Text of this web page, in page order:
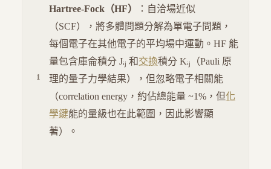
Hartree-Fock（HF）
：自洽場近似
（SCF），將多體問題分解為單電子問題，
每個電子在其他電子的平均場中運動。HF 能
量包含庫侖積分 Jᵢⱼ 和交換積分 Kᵢⱼ（Pauli 原
理的量子力學結果），但忽略電子相關能
（correlation energy，約佔總能量 ~1%，但化
學鍵能的量級也在此範圍，因此影響顯
著）。